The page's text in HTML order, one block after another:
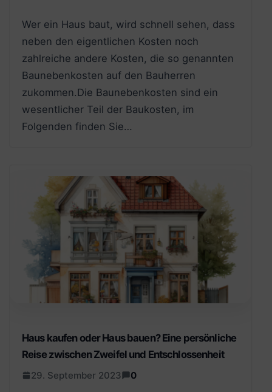
Wer ein Haus baut, wird schnell sehen, dass
neben den eigentlichen Kosten noch
zahlreiche andere Kosten, die so genannten
Baunebenkosten auf den Bauherren
zukommen.Die Baunebenkosten sind ein
wesentlicher Teil der Baukosten, im
Folgenden finden Sie…
Haus kaufen oder Haus bauen? Eine persönliche
Reise zwischen Zweifel und Entschlossenheit
29. September 2023 0